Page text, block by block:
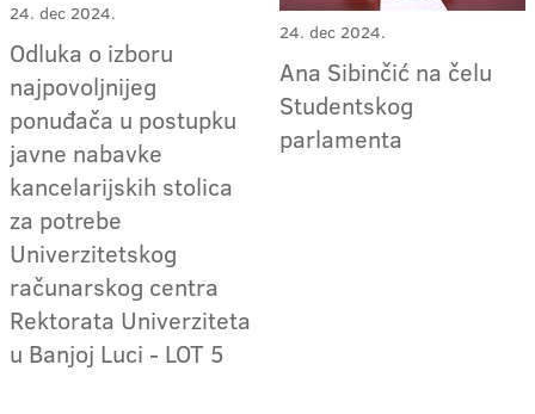
24. dec 2024.
Odluka o izboru
najpovoljnijeg
ponuđača u postupku
javne nabavke
kancelarijskih stolica
za potrebe
Univerzitetskog
računarskog centra
Rektorata Univerziteta
u Banjoj Luci - LOT 5
24. dec 2024.
Ana Sibinčić na čelu
Studentskog
parlamenta